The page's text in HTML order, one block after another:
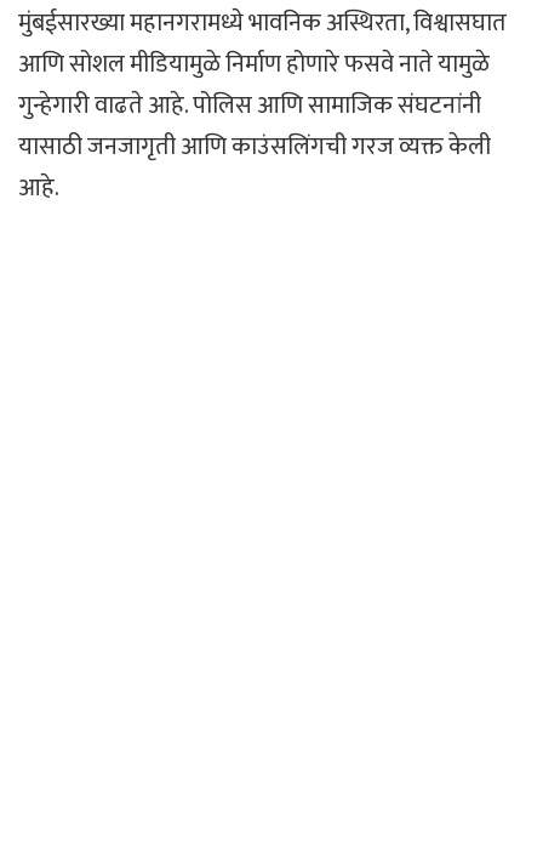
मुंबईसारख्या महानगरामध्ये भावनिक अस्थिरता, विश्वासघात
आणि सोशल मीडियामुळे निर्माण होणारे फसवे नाते यामुळे
गुन्हेगारी वाढते आहे. पोलिस आणि सामाजिक संघटनांनी
यासाठी जनजागृती आणि काउंसलिंगची गरज व्यक्त केली
आहे.